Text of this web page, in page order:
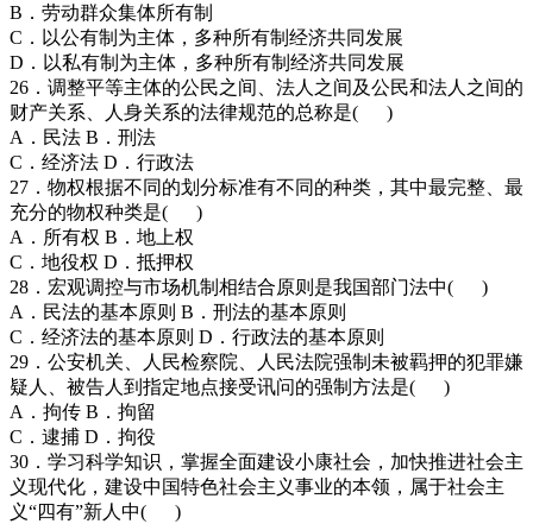
B．劳动群众集体所有制
C．以公有制为主体，多种所有制经济共同发展
D．以私有制为主体，多种所有制经济共同发展
26．调整平等主体的公民之间、法人之间及公民和法人之间的
财产关系、人身关系的法律规范的总称是( )
A．民法 B．刑法
C．经济法 D．行政法
27．物权根据不同的划分标准有不同的种类，其中最完整、最
充分的物权种类是( )
A．所有权 B．地上权
C．地役权 D．抵押权
28．宏观调控与市场机制相结合原则是我国部门法中( )
A．民法的基本原则 B．刑法的基本原则
C．经济法的基本原则 D．行政法的基本原则
29．公安机关、人民检察院、人民法院强制未被羁押的犯罪嫌
疑人、被告人到指定地点接受讯问的强制方法是( )
A．拘传 B．拘留
C．逮捕 D．拘役
30．学习科学知识，掌握全面建设小康社会，加快推进社会主
义现代化，建设中国特色社会主义事业的本领，属于社会主
义“四有”新人中( )